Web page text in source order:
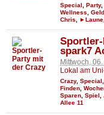
Special Party,
Wellness
Geld
Chris
►Laune
spark7
Mittwoch,
Lokal am
Crazy, Special ,
Finden,
Sparen, Spiel ,
Allee 11